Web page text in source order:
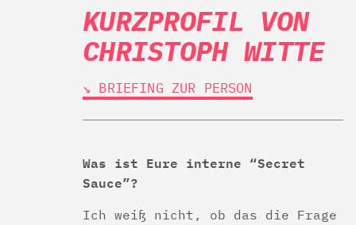
KURZPROFIL VON
CHRISTOPH WITTE
↘︎ BRIEFING ZUR PERSON
Was ist Eure interne “Secret
Sauce”?
Ich weiß nicht, ob das die Frage